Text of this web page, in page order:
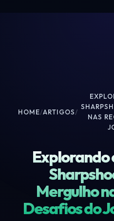
HOME/ARTIGOS/
NAS
Explorando
Mergulho
Desafios do